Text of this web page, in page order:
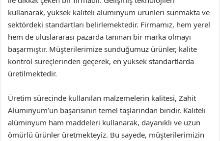
kullanarak, yüksek kaliteli alüminyum ürünleri sunmakta ve
sektördeki standartları belirlemektedir. Firmamız, hem yerel
hem de uluslararası pazarda tanınan bir marka olmayı
başarmıştır. Müşterilerimize sunduğumuz ürünler, kalite
kontrol süreçlerinden geçerek, en yüksek standartlarda
üretilmektedir.
Üretim sürecinde kullanılan malzemelerin kalitesi, Zahit
Alüminyum’un başarısının temel taşlarından biridir. Kaliteli
alüminyum ham maddeleri kullanarak, dayanıklı ve uzun
ömürlü ürünler üretmekteyiz. Bu sayede, müşterilerimizin